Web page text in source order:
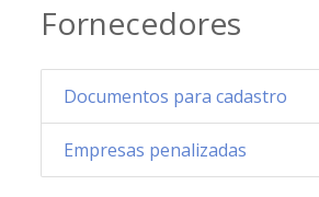
Fornecedores
Documentos para cadastro
Empresas penalizadas